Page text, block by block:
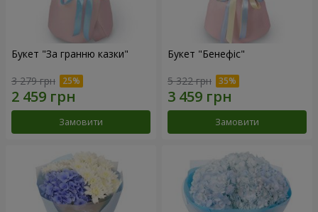
Букет "За гранню казки"
3 279 грн
Замовити
Букет "Бенефіс"
5 322 грн
Замовити